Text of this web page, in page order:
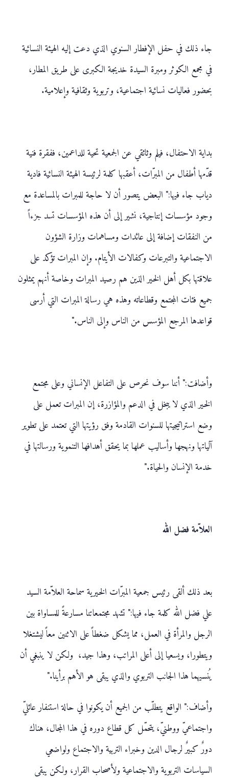
جاء ذلك في حفل الإفطار السنوي الذي دعت إليه الهيئة النسائية
في مجمع الكوثر ومبرة السيدة خديجة الكبرى على طريق المطار،
بحضور فعاليات نسائية اجتماعية، وتربوية وثقافية وإعلامية.
بداية الاحتفال، فيلم وثائقي عن الجمعية تحية للداعمين، ففقرة فنية
قدّمها أطفال من المبرّات، أعقبها كلمة لرئيسة الهيئة النسائية فادية
دياب جاء فيها:" البعض يتصور أن لا حاجة للمبرات بالمساعدة مع
وجود مؤسسات إنتاجية، نشير إلى أن هذه المؤسسات تسد جزءاً
من النفقات إضافة إلى عائدات ومساهمات وزارة الشؤون
الاجتماعية والتبرعات وكفالات الأيتام. وإن المبرات تؤكد على
علاقتها بكل أهل الخير الذين هم رصيد المبرات وخاصة أنهم يمثلون
جميع فئات المجتمع وقطاعاته وهذه هي رسالة المبرات التي أرسى
قواعدها المرجع المؤسس من الناس وإلى الناس."
وأضافت:" أننا سوف نحرص على التفاعل الإنساني وعلى مجتمع
الخير الذي لا يبخل في الدعم والمؤازرة، إن المبرات تعمل على
وضع استراتيجيتها للسنوات القادمة وفق رؤيتها التي تعتمد على تطوير
آلياتها ونهجها وأساليب عملها بما يحقق أهدافها التنموية ورسالتها في
خدمة الإنسان والحياة."
العلاّمة فضل الله
بعد ذلك ألقى رئيس جمعية المبرّات الخيرية سماحة العلاّمة السيد
علي فضل الله كلمة جاء فيها:" تشهد مجتمعاتنا مسارعةً للمساواة بين
الرجل والمرأة في العمل، مما يشكل ضغطاً على الاثنين معاً ليشتغلا
ويتطورا، ويسعيا إلى أعلى المراتب، وهذا جيد، ولكن لا ينبغي أن
يُنسيهما هذا الجانب التربوي والذي يبقى هو الأهم برأينا."
وأضاف:" الواقع يتطلّب من الجميع أن يكونوا في حالة استنفار عائليّ
واجتماعيّ ووطنيّ، يتحمّل كل قطاع دوره في هذا المجال، هناك
دورٌ كبيرٌ لرجال الدين وخبراء التربية والاجتماع ولواضعي
السياسات التربوية والاجتماعية ولأصحاب القرار، ولكن يبقى